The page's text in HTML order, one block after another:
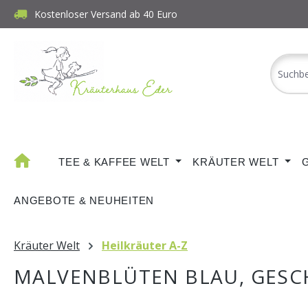
Hauptinhalt springen
Zur Suche springen
Zur Hauptnavigation springen
Kostenloser Versand ab 40 Euro
TEE & KAFFEE WELT KRÄUTER WELT
ANGEBOTE & NEUHEITEN
Kräuter Welt Heilkräuter A-Z
MALVENBLÜTEN BLAU,